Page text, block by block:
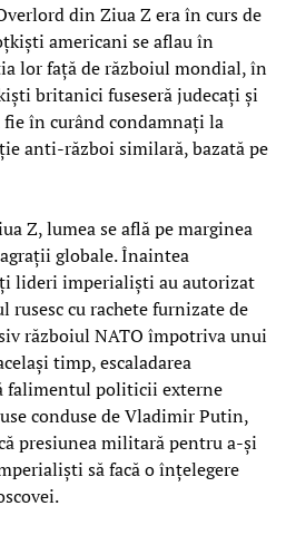
din Ziua Z era în curs de
americani se aflau în
lor față de războiul mondial, în
britanici fuseseră judecați și
în curând condamnați la
anti-război similară, bazată pe
Z, lumea se află pe marginea
globale. Înaintea
lideri imperialiști au autorizat
rusesc cu rachete furnizate de
războiul NATO împotriva unui
timp, escaladarea
falimentul politicii externe
conduse de Vladimir Putin,
presiunea militară pentru a-și
să facă o înțelegere